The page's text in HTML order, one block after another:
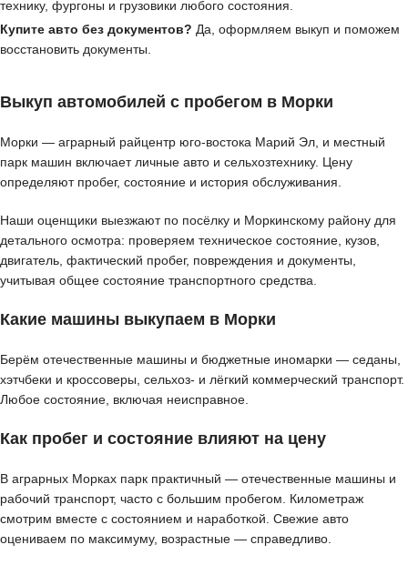
технику, фургоны и грузовики любого состояния.
Купите авто без документов? Да, оформляем выкуп и поможем
восстановить документы.
Выкуп автомобилей с пробегом в Морки
Морки — аграрный райцентр юго-востока Марий Эл, и местный
парк машин включает личные авто и сельхозтехнику. Цену
определяют пробег, состояние и история обслуживания.
Наши оценщики выезжают по посёлку и Моркинскому району для
детального осмотра: проверяем техническое состояние, кузов,
двигатель, фактический пробег, повреждения и документы,
учитывая общее состояние транспортного средства.
Какие машины выкупаем в Морки
Берём отечественные машины и бюджетные иномарки — седаны,
хэтчбеки и кроссоверы, сельхоз- и лёгкий коммерческий транспорт.
Любое состояние, включая неисправное.
Как пробег и состояние влияют на цену
В аграрных Морках парк практичный — отечественные машины и
рабочий транспорт, часто с большим пробегом. Километраж
смотрим вместе с состоянием и наработкой. Свежие авто
оцениваем по максимуму, возрастные — справедливо.